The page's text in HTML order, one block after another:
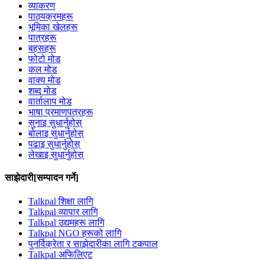
व्याकरण
पाठ्यक्रमहरू
भूमिका खेलहरू
पात्रहरू
बहसहरू
फोटो मोड
कल मोड
वाक्य मोड
शब्द मोड
वार्तालाप मोड
भाषा प्रमाणपत्रहरू
सुनाइ सुधार्नुहोस्
बोलाइ सुधार्नुहोस्
पढाइ सुधार्नुहोस्
लेखाइ सुधार्नुहोस्
साझेदारी[सम्पादन गर्ने]
Talkpal शिक्षा लागि
Talkpal व्यापार लागि
Talkpal उद्यमहरू लागि
Talkpal NGO हरूको लागि
पुनर्विक्रेता र साझेदारीका लागि टकपाल
Talkpal अफिलिएट